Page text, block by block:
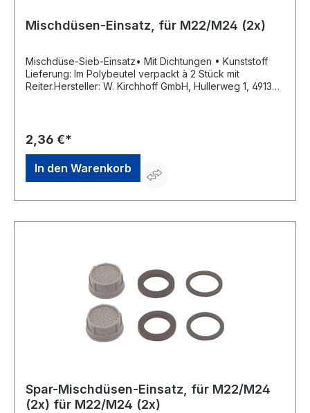
Mischdüsen-Einsatz, für M22/M24 (2x)
Mischdüse-Sieb-Einsatz• Mit Dichtungen • Kunststoff
Lieferung: Im Polybeutel verpackt à 2 Stück mit
Reiter.Hersteller: W. Kirchhoff GmbH, Hullerweg 1, 49134
2,36 €*
In den Warenkorb
Spar-Mischdüsen-Einsatz, für M22/M24
(2x) für M22/M24 (2x)